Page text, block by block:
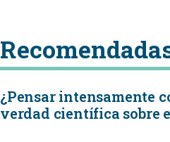
¿Pensar intensamente
verdad científica sobre